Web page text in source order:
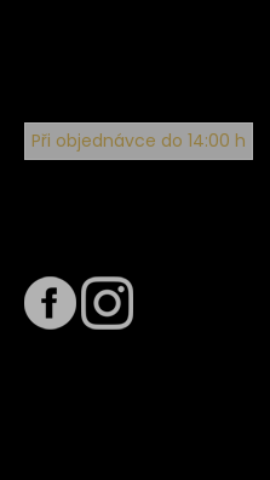
Při objednávce do 14:00 h